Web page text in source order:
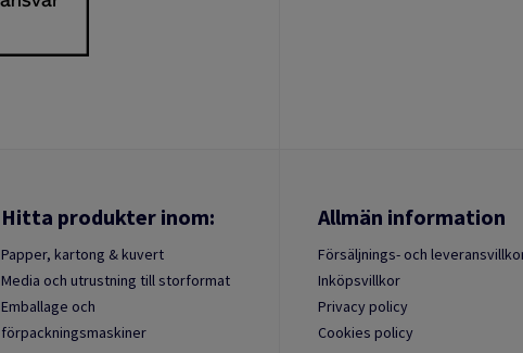
Hitta produkter inom:
Papper, kartong & kuvert
Media och utrustning till storformat
Emballage och
förpackningsmaskiner
Allmän information
Försäljnings- och
Inköpsvillkor
Privacy policy
Cookies policy